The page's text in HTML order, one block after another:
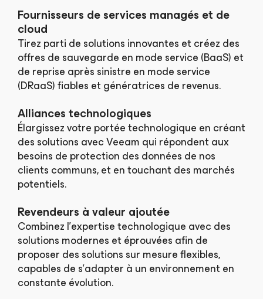
Fournisseurs de services managés et de
cloud
Tirez parti de solutions innovantes et créez des
offres de sauvegarde en mode service (BaaS) et
de reprise après sinistre en mode service
(DRaaS) fiables et génératrices de revenus.
Alliances technologiques
Élargissez votre portée technologique en créant
des solutions avec Veeam qui répondent aux
besoins de protection des données de nos
clients communs, et en touchant des marchés
potentiels.
Revendeurs à valeur ajoutée
Combinez l’expertise technologique avec des
solutions modernes et éprouvées afin de
proposer des solutions sur mesure flexibles,
capables de s’adapter à un environnement en
constante évolution.